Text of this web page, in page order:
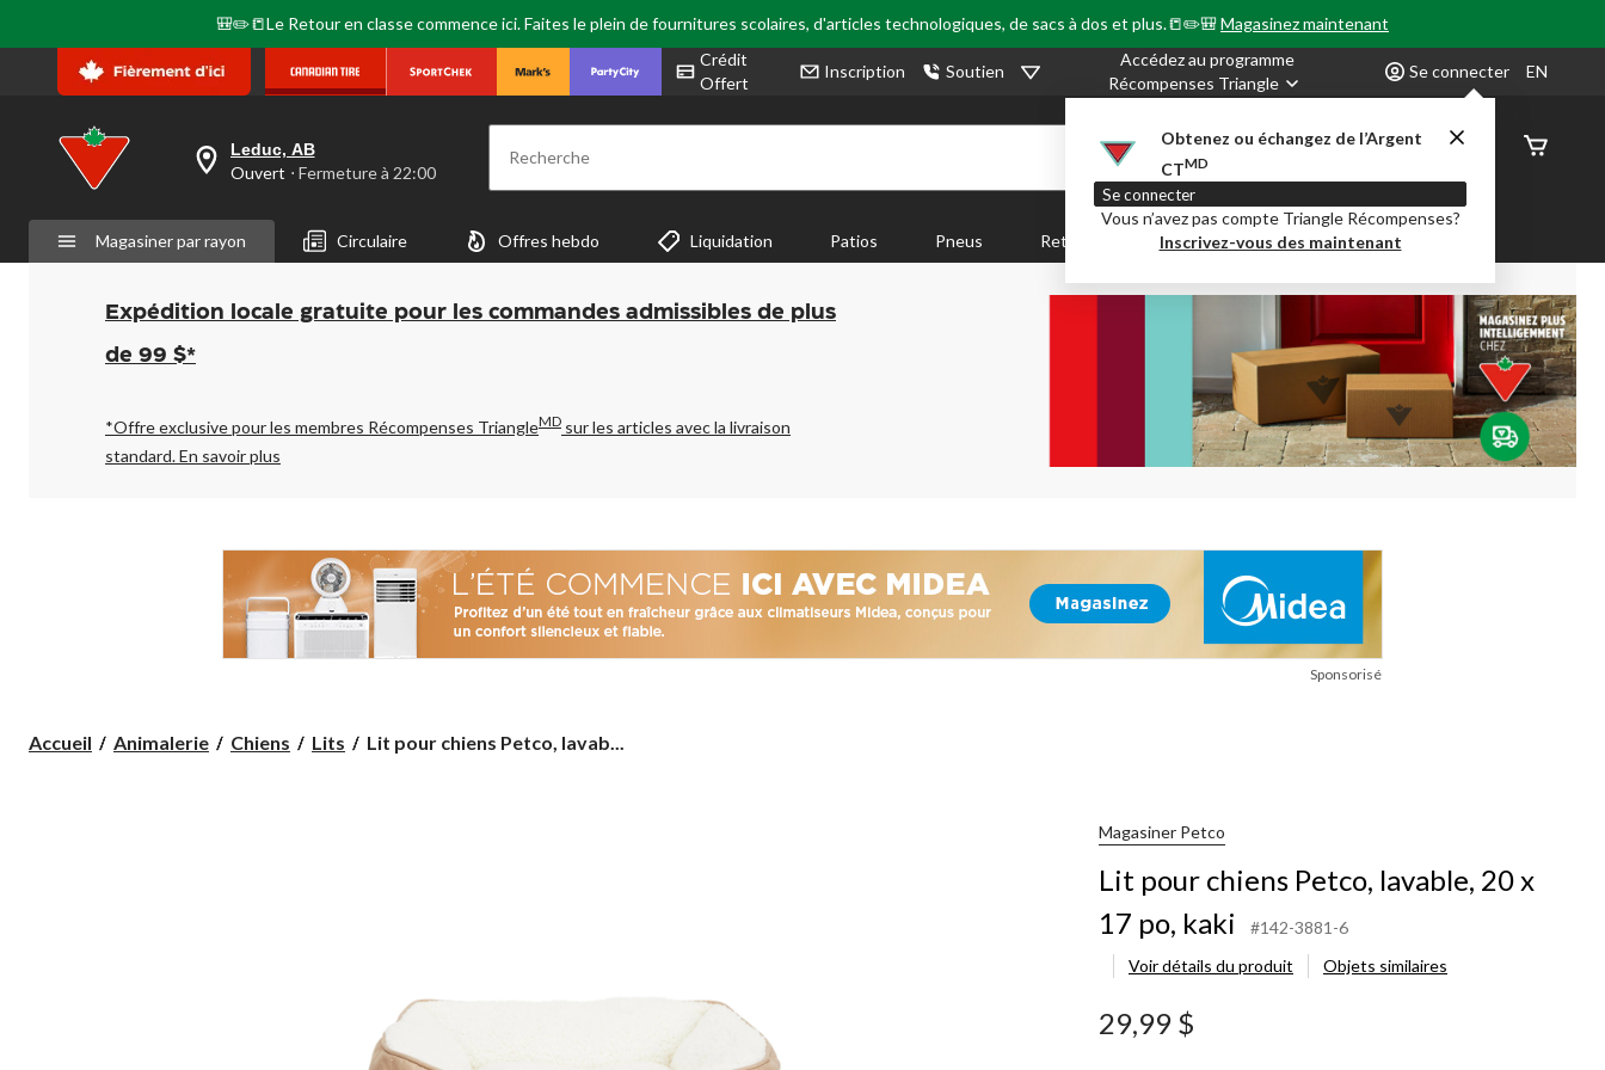
🎒✏️📒Le Retour en classe commence ici. Faites le plein de fournitures scolaires, d'articles technologiques, de sacs à dos et plus.📒✏️🎒Magasinez maintenant
Crédit
Offert
Inscription Soutien
Accédez au programme
Récompenses Triangle
Se connecter
Obtenez ou échangez de l’Argent
CTMD
Se connecter
Vous n’avez pas compte Triangle Récompenses?
Inscrivez-vous des maintenant
EN
votre
est
Leduc,
AB,
Ouvert,
Fermeture
à
pour
changer
Leduc, AB
Ouvert ⋅ Fermeture à 22:00 Recherche
État de
Magasiner par rayon Circulaire Offres hebdo Liquidation Patios Pneus Retour en Classe Party City Centre-auto
Expédition locale gratuite pour les commandes admissibles de plus
de 99 $*
*Offre exclusive pour les membres Récompenses TriangleMD sur les articles avec la livraison
standard.En savoir plus
Sponsorisé
Accueil Animalerie Chiens Lits
Lit
Lit pour chiens Petco, lavab...
Magasiner Petco
Lit pour chiens Petco, lavable, 20 x
17 po, kaki
#142-3881-6
Voir détails du produit
Objets similaires
29,99 $